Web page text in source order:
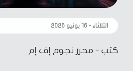
الثلاثاء - ١٦ يونيو ٢٠٢٦
كتب - محرر نجوم إف إم